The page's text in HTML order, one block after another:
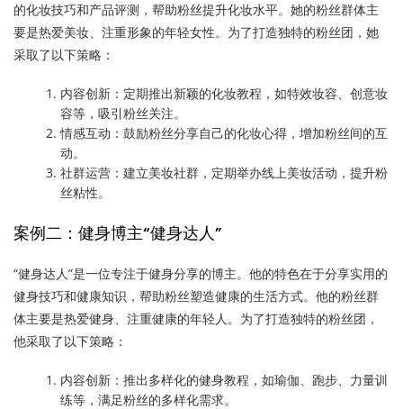
的化妆技巧和产品评测，帮助粉丝提升化妆水平。她的粉丝群体主
要是热爱美妆、注重形象的年轻女性。为了打造独特的粉丝团，她
采取了以下策略：
内容创新：定期推出新颖的化妆教程，如特效妆容、创意妆
容等，吸引粉丝关注。
情感互动：鼓励粉丝分享自己的化妆心得，增加粉丝间的互
动。
社群运营：建立美妆社群，定期举办线上美妆活动，提升粉
丝粘性。
案例二：健身博主“健身达人”
“健身达人”是一位专注于健身分享的博主。他的特色在于分享实用的
健身技巧和健康知识，帮助粉丝塑造健康的生活方式。他的粉丝群
体主要是热爱健身、注重健康的年轻人。为了打造独特的粉丝团，
他采取了以下策略：
内容创新：推出多样化的健身教程，如瑜伽、跑步、力量训
练等，满足粉丝的多样化需求。